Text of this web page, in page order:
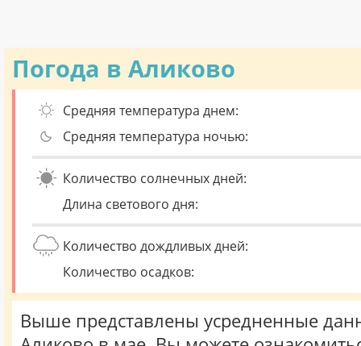
Погода в Аликово
Средняя температура днем:
Средняя температура ночью:
Количество солнечных дней:
Длина светового дня:
Количество дождливых дней:
Количество осадков:
Выше представлены усредненные